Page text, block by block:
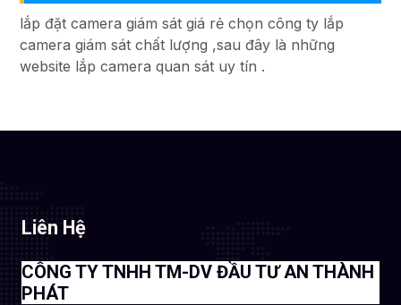
lắp đặt camera giám sát giá rẻ chọn công ty lắp
camera giám sát chất lượng ,sau đây là những
website lắp camera quan sát uy tín .
Liên Hệ
CÔNG TY TNHH TM-DV ĐẦU TƯ AN THÀNH
PHÁT